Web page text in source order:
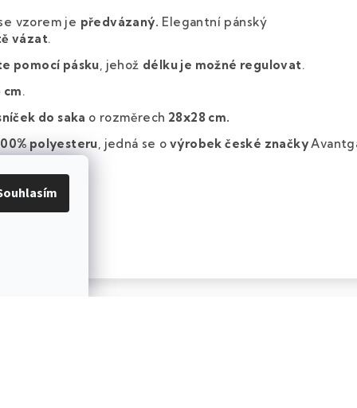
vzorem je předvázaný. Elegantní pánský
vázat.
pomocí pásku , jehož délku je možné regulovat.
cm.
do saka o rozměrech 28x28 cm.
polyesteru , jedná se o výrobek české značky
krabičce.